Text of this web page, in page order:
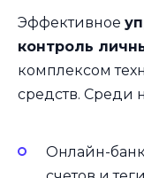
Эффективное
контроль
комплексом
средств. Среди
Онлайн-